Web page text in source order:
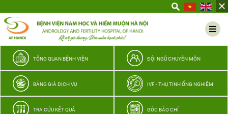
thương
TỔNG QUAN BỆNH VIỆN ĐỘI NGŨ CHUYÊN MÔN
BẢNG GIÁ DỊCH VỤ IVF - THỤ TINH ỐNG NGHIỆM
TRA CỨU KẾT QUẢ GÓC BÁO CHÍ